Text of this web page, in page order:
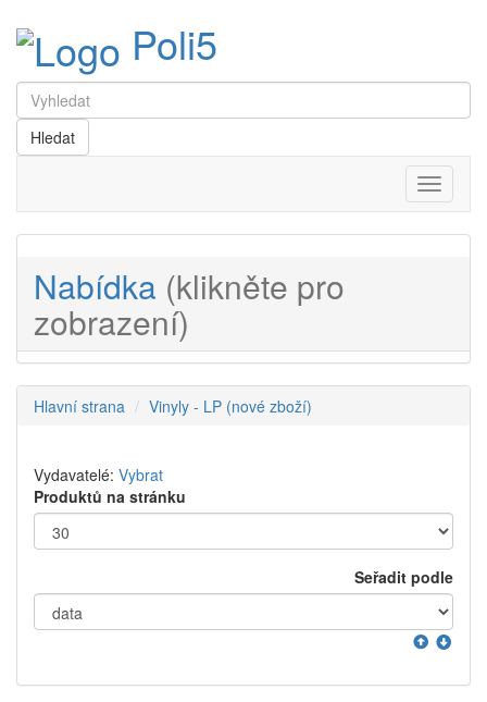
Poli5
Menu
Nabídka (klikněte pro
zobrazení)
Hlavní strana Vinyly - LP (nové zboží)
Vydavatelé: Vybrat
Produktů na stránku
Seřadit podle